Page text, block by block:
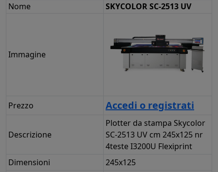
Nome SKYCOLOR SC-2513 UV
Immagine
Prezzo Accedi o registrati
Descrizione
Plotter da stampa Skycolor
SC-2513 UV cm 245x125 nr
4teste I3200U Flexiprint
Dimensioni
245x125